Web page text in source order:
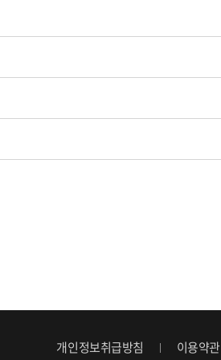
개인정보취급방침 이용약관